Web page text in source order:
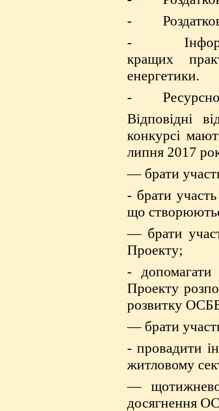
-
-
кращих
енергетики.
- Ресурсного
Відповідні
конкурсі
липня 2017
— брати
- брати
що
— брати
Проекту;
- допомагати
Проекту
розвитку
— брати
- провадити
житловому
— щотижнево
досягнення